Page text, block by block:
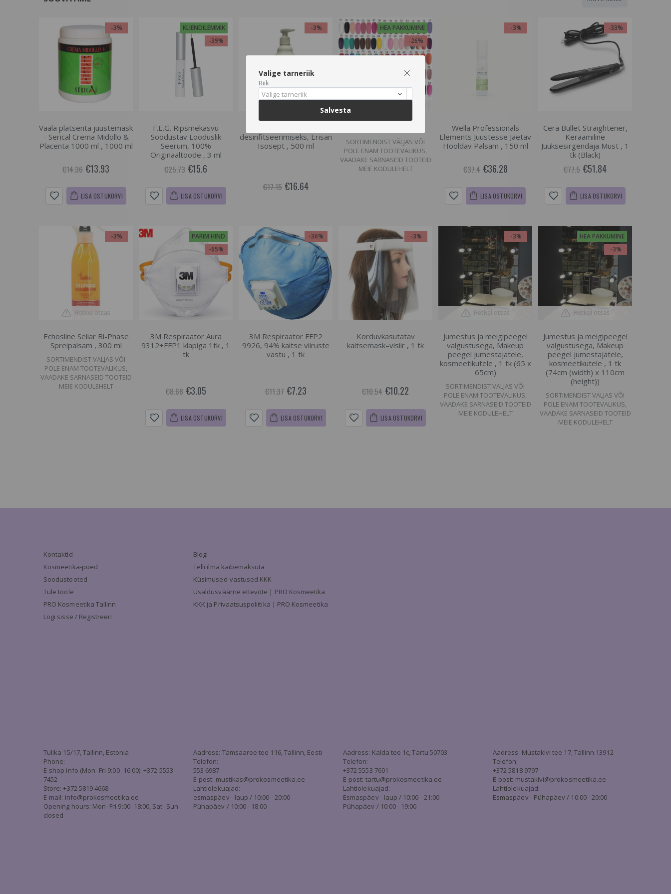
-3%
Vaala platsenta juustemask
- Serical Crema Midollo &
Placenta 1000 ml , 1000 ml
€14.36 €13.93
LISA OSTUKORVI
KLIENDILEMMIK
-39%
F.E.G. Ripsmekasvu
Soodustav Looduslik
Seerum, 100%
Originaaltoode , 3 ml
€25.73 €15.6
LISA OSTUKORVI
-3%
desinfitseerimiseks, Erisan
Isosept , 500 ml
€17.15 €16.64
HEA PAKKUMINE
-26%
SORTIMENDIST VÄLJAS VÕI
POLE ENAM TOOTEVALIKUS,
VAADAKE SARNASEID TOOTEID
MEIE KODULEHELT
-3%
Wella Professionals
Elements Juustesse Jäetav
Hooldav Palsam , 150 ml
€37.4 €36.28
LISA OSTUKORVI
-33%
Cera Bullet Straightener,
Keraamiline
Juuksesirgendaja Must , 1
tk (Black)
€77.5 €51.84
LISA OSTUKORVI
-3%
Hetkel otsas
Echosline Seliar Bi-Phase
Spreipalsam , 300 ml
SORTIMENDIST VÄLJAS VÕI
POLE ENAM TOOTEVALIKUS,
VAADAKE SARNASEID TOOTEID
MEIE KODULEHELT
PARIM HIND
-65%
3M Respiraator Aura
9312+FFP1 klapiga 1tk , 1
tk
€8.68 €3.05
LISA OSTUKORVI
-36%
3M Respiraator FFP2
9926, 94% kaitse viiruste
vastu , 1 tk
€11.37 €7.23
LISA OSTUKORVI
-3%
Korduvkasutatav
kaitsemask–visiir , 1 tk
€10.54 €10.22
LISA OSTUKORVI
-3%
Hetkel otsas
Jumestus ja meigipeegel
valgustusega, Makeup
peegel jumestajatele,
kosmeetikutele , 1 tk (65 x
65cm)
SORTIMENDIST VÄLJAS VÕI
POLE ENAM TOOTEVALIKUS,
VAADAKE SARNASEID TOOTEID
MEIE KODULEHELT
HEA PAKKUMINE
-3%
Hetkel otsas
Jumestus ja meigipeegel
valgustusega, Makeup
peegel jumestajatele,
kosmeetikutele , 1 tk
(74cm (width) x 110cm
(height))
SORTIMENDIST VÄLJAS VÕI
POLE ENAM TOOTEVALIKUS,
VAADAKE SARNASEID TOOTEID
MEIE KODULEHELT
Kontaktid
Kosmeetika-poed
Soodustooted
Tule tööle
PRO Kosmeetika Tallinn
Logi sisse / Registreeri
Blogi
Telli ilma käibemaksuta
Küsimused-vastused KKK
Usaldusväärne ettevõte | PRO Kosmeetika
KKK ja Privaatsuspoliitika | PRO Kosmeetika
Tulika 15/17, Tallinn, Estonia
Phone:
E-shop info (Mon–Fri 9:00–16:00): +372 5553
7452
Store: +372 5819 4668
E-mail: info@prokosmeetika.ee
Opening hours: Mon–Fri 9:00–18:00, Sat–Sun
closed
Aadress: Tamsaaree tee 116, Tallinn, Eesti
Telefon:
553 6987
E-post: mustikas@prokosmeetika.ee
Lahtiolekuajad:
esmaspäev - laup / 10:00 - 20:00
Pühapäev / 10:00 - 18:00
Aadress: Kalda tee 1c, Tartu 50703
Telefon:
+372 5553 7601
E-post: tartu@prokosmeetika.ee
Lahtiolekuajad:
Esmaspäev - laup / 10:00 - 21:00
Pühapäev / 10:00 - 19:00
Aadress: Mustakivi tee 17, Tallinn 13912
Telefon:
+372 5818 9797
E-post: mustakivi@prokosmeetika.ee
Lahtiolekuajad:
Esmaspäev - Pühapäev / 10:00 - 20:00
Valige tarneriik
Riik
Valige tarneriik
Salvesta